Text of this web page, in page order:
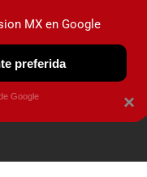
CIRCULA
×
MX en Google
preferida
Google